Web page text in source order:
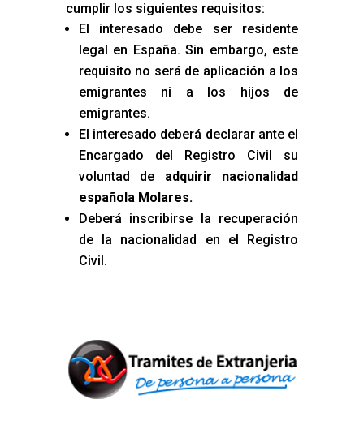
cumplir los siguientes requisitos:
El interesado debe ser residente
legal en España. Sin embargo, este
requisito no será de aplicación a los
emigrantes ni a los hijos de
emigrantes.
El interesado deberá declarar ante el
Encargado del Registro Civil su
voluntad de adquirir nacionalidad
española Molares.
Deberá inscribirse la recuperación
de la nacionalidad en el Registro
Civil.